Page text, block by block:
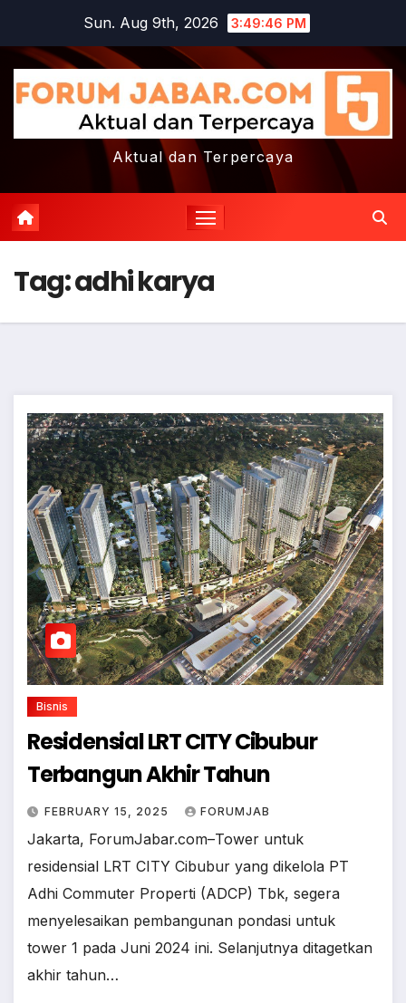
content
Sun. Aug 9th, 2026 3:49:46 PM
Aktual dan Terpercaya
Tag:adhi karya
Bisnis
Residensial LRT CITY Cibubur
Terbangun Akhir Tahun
FEBRUARY 15, 2025 FORUMJAB
Jakarta, ForumJabar.com–Tower untuk
residensial LRT CITY Cibubur yang dikelola PT
Adhi Commuter Properti (ADCP) Tbk, segera
menyelesaikan pembangunan pondasi untuk
tower 1 pada Juni 2024 ini. Selanjutnya ditagetkan
akhir tahun…